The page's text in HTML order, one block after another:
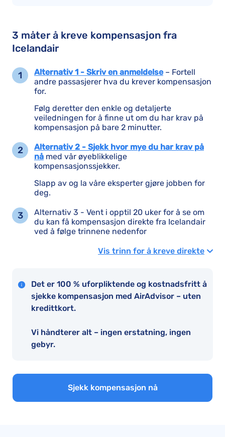
3 måter å kreve kompensasjon fra
Icelandair
Alternativ 1 - Skriv en anmeldelse– Fortell
andre passasjerer hva du krever kompensasjon
for.
Følg deretter den enkle og detaljerte
veiledningen for å finne ut om du har krav på
kompensasjon på bare 2 minutter.
Alternativ 2 - Sjekk hvor mye du har krav på
nå med vår øyeblikkelige
kompensasjonssjekker.
Slapp av og la våre eksperter gjøre jobben for
deg.
Alternativ 3 - Vent i opptil 20 uker for å se om
du kan få kompensasjon direkte fra Icelandair
ved å følge trinnene nedenfor
Vis trinn for å kreve direkte
Det er 100 % uforpliktende og kostnadsfritt å
sjekke kompensasjon med AirAdvisor – uten
kredittkort.
Vi håndterer alt – ingen erstatning, ingen
gebyr.
Sjekk kompensasjon nå